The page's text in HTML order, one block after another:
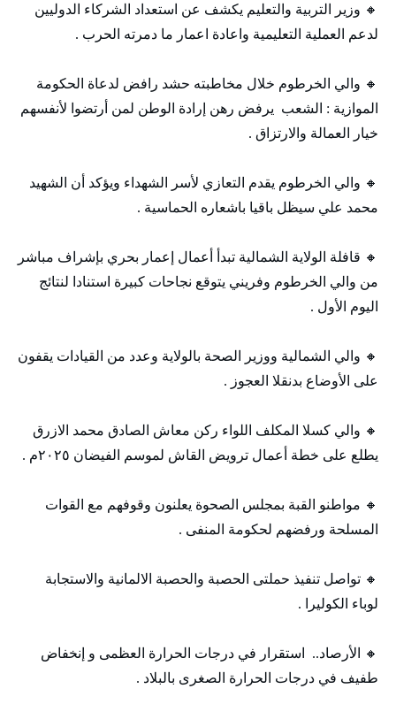
🔸 وزير التربية والتعليم يكشف عن استعداد الشركاء الدوليين
لدعم العملية التعليمية واعادة اعمار ما دمرته الحرب .
🔸 والي الخرطوم خلال مخاطبته حشد رافض لدعاة الحكومة
الموازية : الشعب يرفض رهن إرادة الوطن لمن أرتضوا لأنفسهم
خيار العمالة والارتزاق .
🔸 والي الخرطوم يقدم التعازي لأسر الشهداء ويؤكد أن الشهيد
محمد علي سيظل باقيا باشعاره الحماسية .
🔸 قافلة الولاية الشمالية تبدأ أعمال إعمار بحري بإشراف مباشر
من والي الخرطوم وفريني يتوقع نجاحات كبيرة استنادا لنتائج
اليوم الأول .
🔸 والي الشمالية ووزير الصحة بالولاية وعدد من القيادات يقفون
على الأوضاع بدنقلا العجوز .
🔸 والي كسلا المكلف اللواء ركن معاش الصادق محمد الازرق
يطلع على خطة أعمال ترويض القاش لموسم الفيضان ٢٠٢٥م .
🔸 مواطنو القبة بمجلس الصحوة يعلنون وقوفهم مع القوات
المسلحة ورفضهم لحكومة المنفى .
🔸 تواصل تنفيذ حملتى الحصبة والحصبة الالمانية والاستجابة
لوباء الكوليرا .
🔸 الأرصاد.. استقرار في درجات الحرارة العظمى و إنخفاض
طفيف في درجات الحرارة الصغرى بالبلاد .